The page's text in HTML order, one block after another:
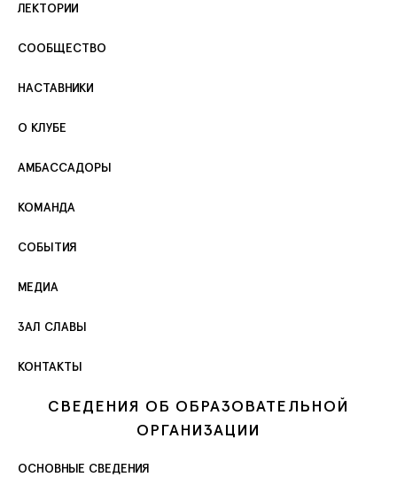
ЛЕКТОРИИ
СООБЩЕСТВО
НАСТАВНИКИ
О КЛУБЕ
АМБАССАДОРЫ
КОМАНДА
СОБЫТИЯ
МЕДИА
ЗАЛ СЛАВЫ
КОНТАКТЫ
СВЕДЕНИЯ ОБ ОБРАЗОВАТЕЛЬНОЙ
ОРГАНИЗАЦИИ
ОСНОВНЫЕ СВЕДЕНИЯ